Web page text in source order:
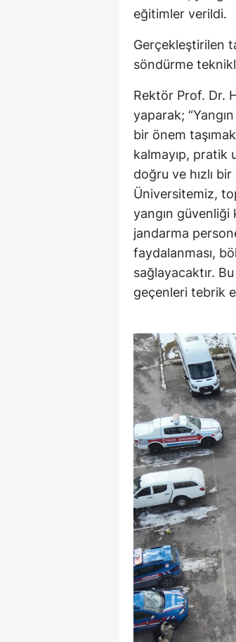
eğitimler verildi.
Gerçekleştirilen
söndürme
Rektör Prof. Dr.
yaparak;
bir önem
kalmayıp, pratik
doğru ve hızlı
Üniversitemiz,
yangın güvenliği
jandarma
faydalanması,
sağlayacaktır.
geçenleri tebrik